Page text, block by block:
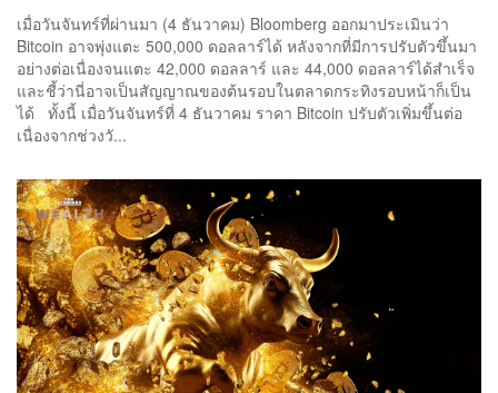
เมื่อวันจันทร์ที่ผ่านมา (4 ธันวาคม) Bloomberg ออกมาประเมินว่า
Bitcoin อาจพุ่งแตะ 500,000 ดอลลาร์ได้ หลังจากที่มีการปรับตัวขึ้นมา
อย่างต่อเนื่องจนแตะ 42,000 ดอลลาร์ และ 44,000 ดอลลาร์ได้สำเร็จ
และชี้ว่านี่อาจเป็นสัญญาณของต้นรอบในตลาดกระทิงรอบหน้าก็เป็น
ได้ ทั้งนี้ เมื่อวันจันทร์ที่ 4 ธันวาคม ราคา Bitcoin ปรับตัวเพิ่มขึ้นต่อ
เนื่องจากช่วงวั...